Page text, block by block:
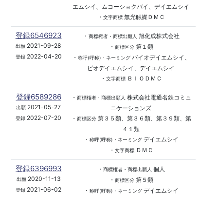
エムシイ、ムコーショクバイ、デイエムシイ
・ 文字商標無光触媒ＤＭＣ
登録6546923
出願 2021-09-28
登録2022-04-20
・ 商標権者・商標出願人 旭化成株式会社
・ 商標区分第１類
・ 称呼(呼称)・ネーミングバイオデイエムシイ、
ビオデイエムシイ、デイエムシイ
・ 文字商標ＢＩＯＤＭＣ
登録6589286
出願 2021-05-27
登録 2022-07-20
・ 商標権者・商標出願人 株式会社電通名鉄コミュ
ニケーションズ
・ 商標区分第３５類、第３６類、第３９類、第
４１類
・ 称呼(呼称)・ネーミングデイエムシイ
・ 文字商標ＤＭＣ
登録6396993
出願2020-11-13
登録 2021-06-02
・ 商標権者・商標出願人 個人
・ 商標区分第５類
・ 称呼(呼称)・ネーミングデイエムシイ